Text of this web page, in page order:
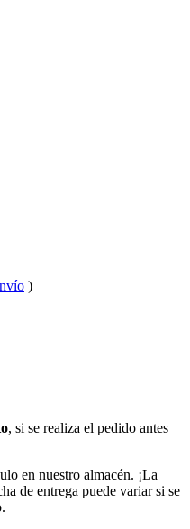
)
, si se realiza el pedido antes
en nuestro almacén. ¡La
de entrega puede variar si se